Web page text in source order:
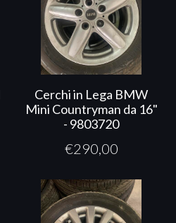
Cerchi in Lega BMW
Mini Countryman da 16"
- 9803720
€290,00